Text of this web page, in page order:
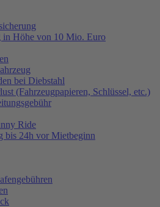
in Höhe von 10 Mio. Euro
bei Diebstahl
(Fahrzeugpapieren, Schlüssel, etc.)
Ride
bis 24h vor Mietbeginn